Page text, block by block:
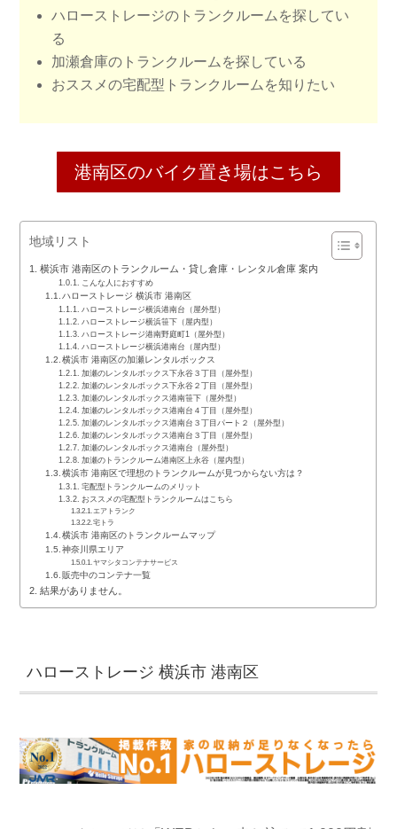
ハローストレージのトランクルームを探してい
る
加瀬倉庫のトランクルームを探している
おススメの宅配型トランクルームを知りたい
港南区のバイク置き場はこちら
地域リスト
横浜市 港南区のトランクルーム・貸し倉庫・レンタル倉庫 案内
こんな人におすすめ
ハローストレージ 横浜市 港南区
ハローストレージ横浜港南台（屋外型）
ハローストレージ横浜笹下（屋内型）
ハローストレージ港南野庭町1（屋外型）
ハローストレージ横浜港南台（屋内型）
横浜市 港南区の加瀬レンタルボックス
加瀬のレンタルボックス下永谷３丁目（屋外型）
加瀬のレンタルボックス下永谷２丁目（屋外型）
加瀬のレンタルボックス港南笹下（屋外型）
加瀬のレンタルボックス港南台４丁目（屋外型）
加瀬のレンタルボックス港南台３丁目パート２（屋外型）
加瀬のレンタルボックス港南台３丁目（屋外型）
加瀬のレンタルボックス港南台（屋外型）
加瀬のトランクルーム港南区上永谷（屋内型）
横浜市 港南区で理想のトランクルームが見つからない方は？
宅配型トランクルームのメリット
おススメの宅配型トランクルームはこちら
エアトランク
宅トラ
横浜市 港南区のトランクルームマップ
神奈川県エリア
ヤマシタコンテナサービス
販売中のコンテナ一覧
結果がありません。
ハローストレージ 横浜市 港南区